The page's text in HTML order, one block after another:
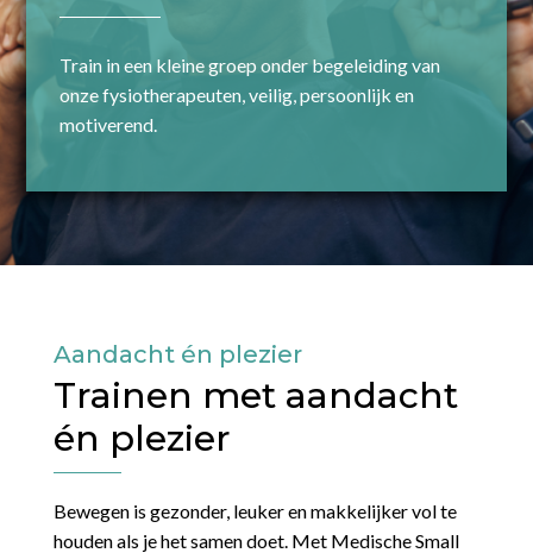
Train in een kleine groep onder begeleiding van
onze fysiotherapeuten, veilig, persoonlijk en
motiverend.
Aandacht én plezier
Trainen met aandacht
én plezier
Bewegen is gezonder, leuker en makkelijker vol te
houden als je het samen doet. Met Medische Small